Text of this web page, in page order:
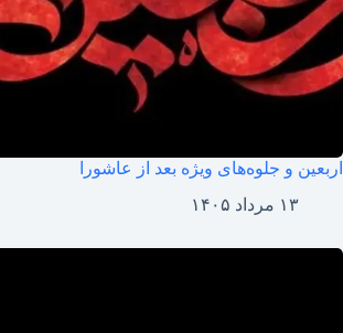
اربعین و جلوه‌های ویژه بعد از عاشورا
۱۳ مرداد ۱۴۰۵